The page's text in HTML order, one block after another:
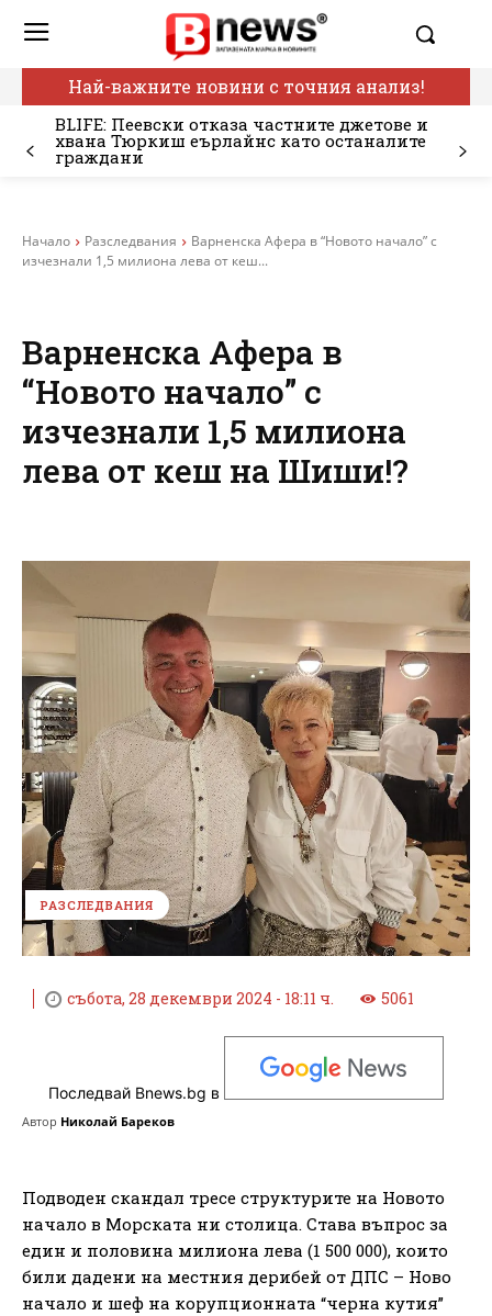
Най-важните новини с точния анализ!
BLIFE: Пеевски отказа частните джетове и
хвана Тюркиш еърлайнс като останалите
граждани
Начало Разследвания
Варненска Афера в “Новото начало” с
изчезнали 1,5 милиона лева от кеш...
Варненска Афера в
“Новото начало” с
изчезнали 1,5 милиона
лева от кеш на Шиши!?
РАЗСЛЕДВАНИЯ
събота, 28 декември 2024 - 18:11 ч. 5061
Последвай Bnews.bg в
Автор Николай Бареков
Подводен скандал тресе структурите на Новото
начало в Морската ни столица. Става въпрос за
един и половина милиона лева (1 500 000), които
били дадени на местния дерибей от ДПС – Ново
начало и шеф на корупционната “черна кутия”